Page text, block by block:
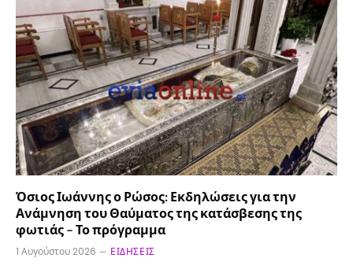
Όσιος Ιωάννης ο Ρώσος: Εκδηλώσεις για την
Ανάμνηση του Θαύματος της κατάσβεσης της
φωτιάς – Το πρόγραμμα
1 Αυγούστου 2026 ΕΙΔΉΣΕΙΣ